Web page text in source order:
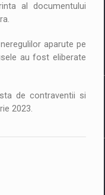
al documentului
aparute pe
au fost eliberate
de contraventii si
2023.